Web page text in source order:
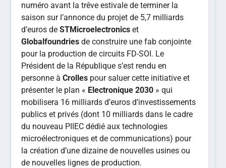
numéro avant la trêve estivale de terminer la
saison sur l’annonce du projet de 5,7 milliards
d’euros deSTMicroelectronics et
Globalfoundries de construire une fab conjointe
pour la production de circuits FD-SOI. Le
Président de la République s’est rendu en
personne àCrolles pour saluer cette initiative et
présenter le plan « Electronique 2030 » qui
mobilisera 16 milliards d’euros d’investissements
publics et privés (dont 10 milliards dans le cadre
du nouveau PIIEC dédié aux technologies
microélectroniques et de communications) pour
la création d’une dizaine de nouvelles usines ou
de nouvelles lignes de production.